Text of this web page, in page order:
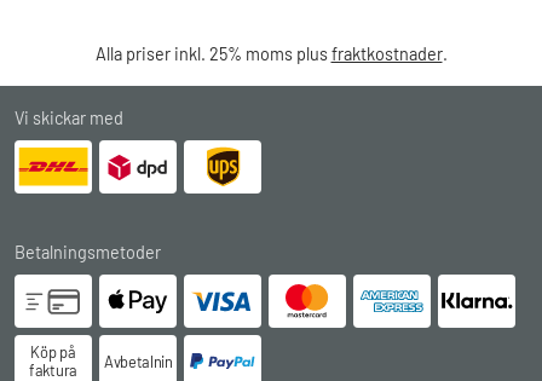
Alla priser inkl. 25% moms plusfraktkostnader.
Vi skickar med
Betalningsmetoder
Köp på
faktura
Avbetalningsköp